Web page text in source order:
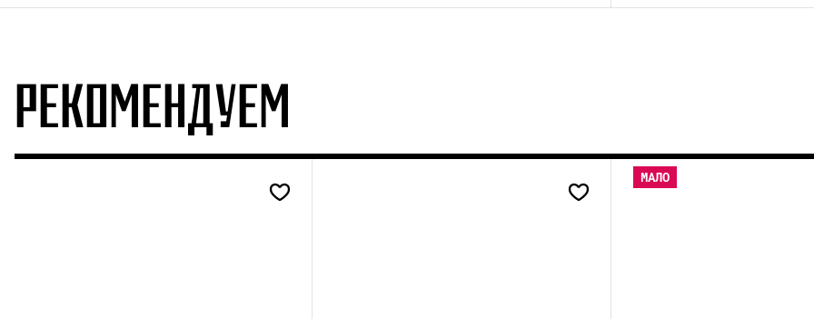
РЕКОМЕНДУЕМ
МАЛО